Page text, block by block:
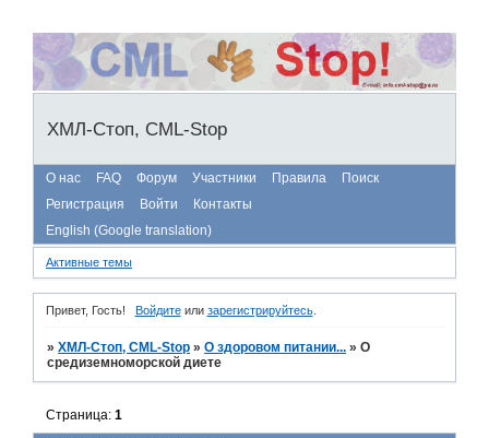
ХМЛ-Стоп, CML-Stop
О нас FAQ Форум Участники Правила
Поиск
Регистрация
Войти
Контакты
English (Google translation)
Активные темы
Привет, Гость! Войдитеили зарегистрируйтесь.
»ХМЛ-Стоп, CML-Stop »О здоровом питании... »О
средиземноморской диете
Страница:1